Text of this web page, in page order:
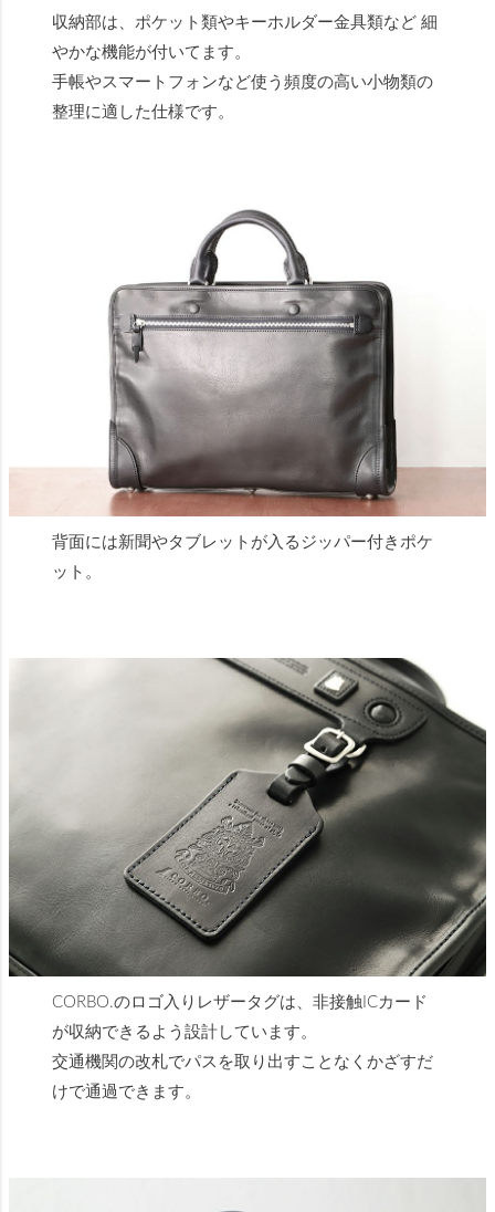
収納部は、ポケット類やキーホルダー金具類など 細
やかな機能が付いてます。
手帳やスマートフォンなど使う頻度の高い小物類の
整理に適した仕様です。
背面には新聞やタブレットが入るジッパー付きポケ
ット。
CORBO.のロゴ入りレザータグは、非接触ICカード
が収納できるよう設計しています。
交通機関の改札でパスを取り出すことなくかざすだ
けで通過できます。